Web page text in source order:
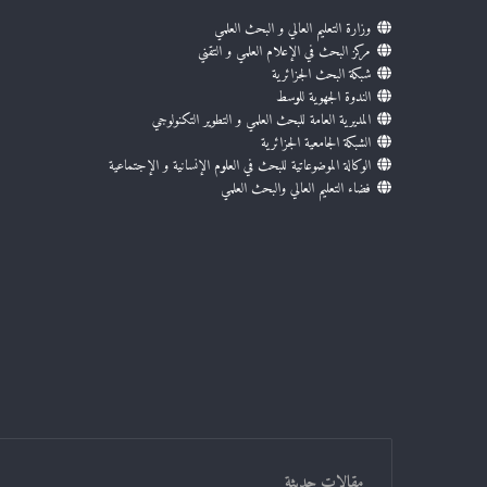
وزارة التعليم العالي و البحث العلمي
مركز البحث في الإعلام العلمي و التقني
شبكة البحث الجزائرية
الندوة الجهوية للوسط
المديرية العامة للبحث العلمي و التطوير التكنولوجي
الشبكة الجامعية الجزائرية
الوكالة الموضوعاتية للبحث في العلوم الإنسانية و الإجتماعية
فضاء التعليم العالي والبحث العلمي